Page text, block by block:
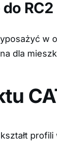
RC2
dla